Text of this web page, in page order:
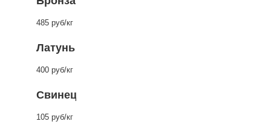
485 руб/кг
Латунь
400 руб/кг
Свинец
105 руб/кг